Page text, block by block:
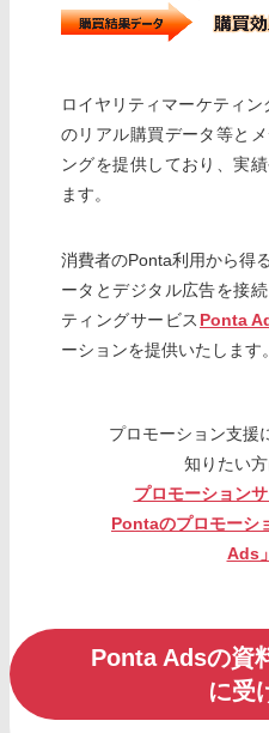
ロイヤリティマーケティ
のリアル購買データ等と
ングを提供しており、実
ます。
消費者のPonta利用から得
ータとデジタル広告を接
ティングサービス Ponta
ーションを提供いたします。
プロモーション支援
知りたい方
プロモーション
Pontaのプロモーシ
Ads
Ponta Adsの資
に受